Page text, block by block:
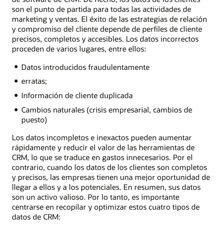
son el punto de partida para todas las actividades de
marketing y ventas. El éxito de las estrategias de relación
y compromiso del cliente depende de perfiles de cliente
precisos, completos y accesibles. Los datos incorrectos
proceden de varios lugares, entre ellos:
Datos introducidos fraudulentamente
erratas;
Información de cliente duplicada
Cambios naturales (crisis empresarial, cambios de
puesto)
Los datos incompletos e inexactos pueden aumentar
rápidamente y reducir el valor de las herramientas de
CRM, lo que se traduce en gastos innecesarios. Por el
contrario, cuando los datos de los clientes son completos
y precisos, las empresas tienen una mejor oportunidad de
llegar a ellos y a los potenciales. En resumen, sus datos
son un activo valioso. Por lo tanto, es importante
centrarse en recopilar y optimizar estos cuatro tipos de
datos de CRM: